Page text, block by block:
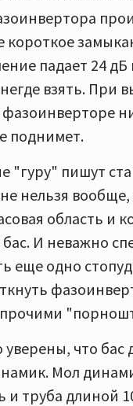
короткое
падает 24 дБ
взять. При
поднимет.
"гуру" пишут
нельзя
область и
И неважно
еще одно
уверены, что бас
Мол
и труба длиной